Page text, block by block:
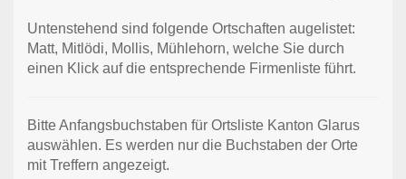
Untenstehend sind folgende Ortschaften augelistet:
Matt, Mitlödi, Mollis, Mühlehorn, welche Sie durch
einen Klick auf die entsprechende Firmenliste führt.
Bitte Anfangsbuchstaben für Ortsliste Kanton Glarus
auswählen. Es werden nur die Buchstaben der Orte
mit Treffern angezeigt.